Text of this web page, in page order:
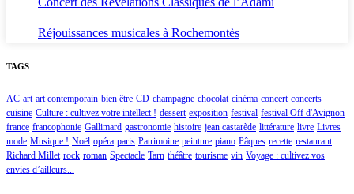
Réjouissances musicales à Rochemontès
TAGS
AC art art contemporain bien être CD champagne chocolat cinéma concert concerts
cuisine Culture : cultivez votre intellect ! dessert exposition festival festival Off d'Avignon
france francophonie Gallimard gastronomie histoire jean castarède littérature livre Livres
mode Musique ! Noël opéra paris Patrimoine peinture piano Pâques recette restaurant
Richard Millet rock roman Spectacle Tarn théâtre tourisme vin Voyage : cultivez vos
envies d’ailleurs...